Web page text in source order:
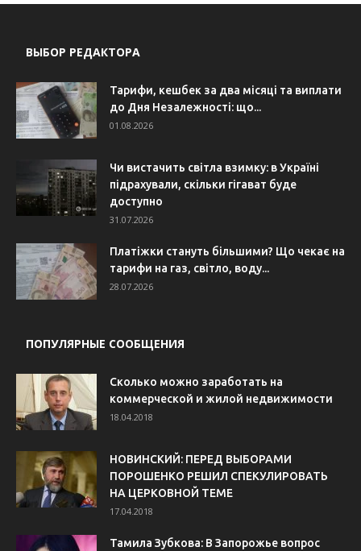
ВЫБОР РЕДАКТОРА
Тарифи, кешбек за два місяці та виплати
до Дня Незалежності: що...
01.08.2026
Чи вистачить світла взимку: в Україні
підрахували, скільки гігават буде
доступно
31.07.2026
Платіжки стануть більшими? Що чекає на
тарифи на газ, світло, воду...
28.07.2026
ПОПУЛЯРНЫЕ СООБЩЕНИЯ
Сколько можно заработать на
коммерческой и жилой недвижимости
18.04.2018
НОВИНСКИЙ: ПЕРЕД ВЫБОРАМИ
ПОРОШЕНКО РЕШИЛ СПЕКУЛИРОВАТЬ
НА ЦЕРКОВНОЙ ТЕМЕ
17.04.2018
Тамила Зубкова: В Запорожье вопрос